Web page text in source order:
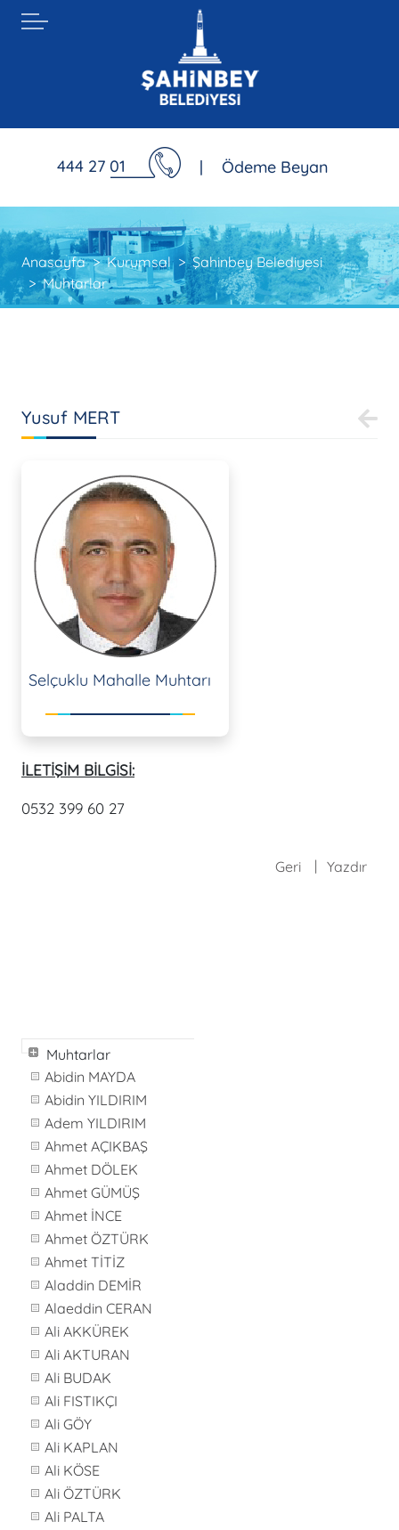
444 27 01 | Ödeme Beyan
Anasayfa Kurumsal
Şahinbey Belediyesi
Muhtarlar
Yusuf MERT
Selçuklu Mahalle Muhtarı
İLETİŞİM BİLGİSİ:
0532 399 60 27
Geri Yazdır
Muhtarlar
Abidin MAYDA
Abidin YILDIRIM
Adem YILDIRIM
Ahmet AÇIKBAŞ
Ahmet DÖLEK
Ahmet GÜMÜŞ
Ahmet İNCE
Ahmet ÖZTÜRK
Ahmet TİTİZ
Aladdin DEMİR
Alaeddin CERAN
Ali AKKÜREK
Ali AKTURAN
Ali BUDAK
Ali FISTIKÇI
Ali GÖY
Ali KAPLAN
Ali KÖSE
Ali ÖZTÜRK
Ali PALTA